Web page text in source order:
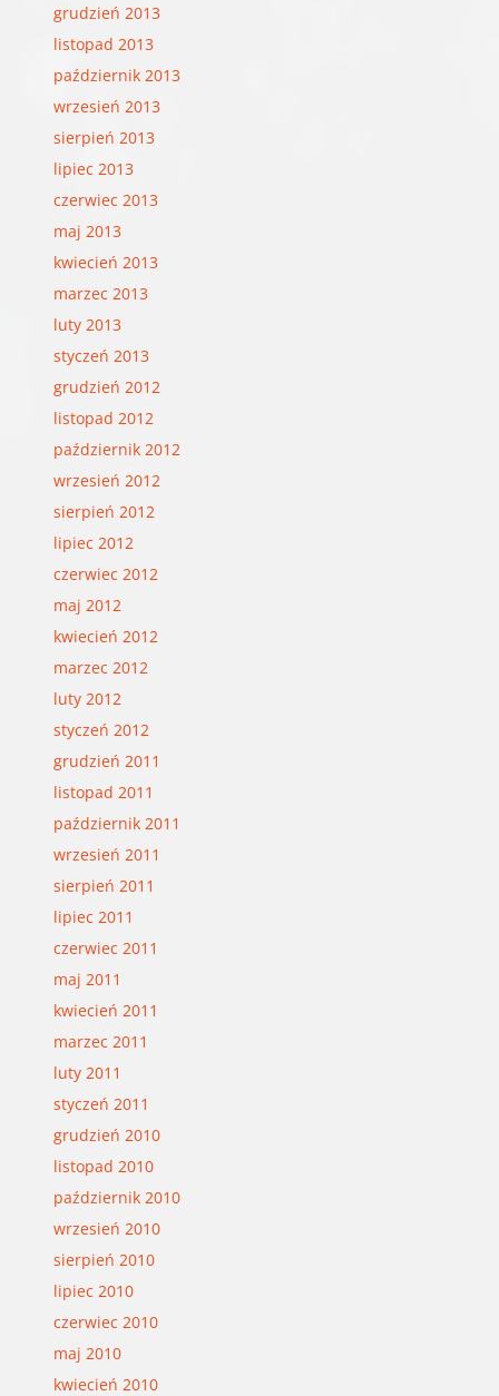
grudzień 2013
listopad 2013
październik 2013
wrzesień 2013
sierpień 2013
lipiec 2013
czerwiec 2013
maj 2013
kwiecień 2013
marzec 2013
luty 2013
styczeń 2013
grudzień 2012
listopad 2012
październik 2012
wrzesień 2012
sierpień 2012
lipiec 2012
czerwiec 2012
maj 2012
kwiecień 2012
marzec 2012
luty 2012
styczeń 2012
grudzień 2011
listopad 2011
październik 2011
wrzesień 2011
sierpień 2011
lipiec 2011
czerwiec 2011
maj 2011
kwiecień 2011
marzec 2011
luty 2011
styczeń 2011
grudzień 2010
listopad 2010
październik 2010
wrzesień 2010
sierpień 2010
lipiec 2010
czerwiec 2010
maj 2010
kwiecień 2010